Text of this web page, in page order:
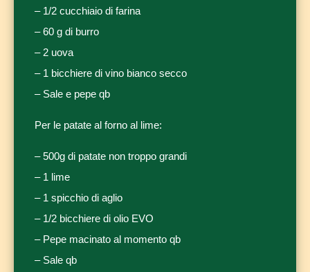
– 1/2 cucchiaio di farina
– 60 g di burro
– 2 uova
– 1 bicchiere di vino bianco secco
– Sale e pepe qb
Per le patate al forno al lime:
– 500g di patate non troppo grandi
– 1 lime
– 1 spicchio di aglio
– 1/2 bicchiere di olio EVO
– Pepe macinato al momento qb
– Sale qb